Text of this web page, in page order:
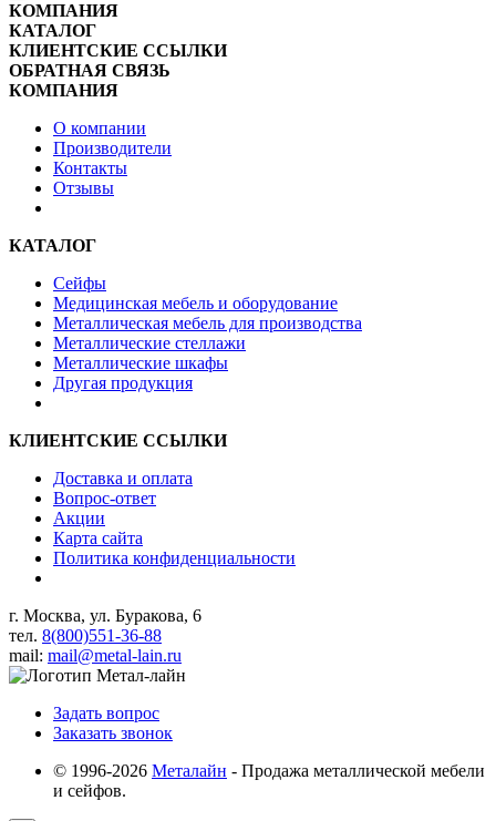
КОМПАНИЯ
КАТАЛОГ
КЛИЕНТСКИЕ ССЫЛКИ
ОБРАТНАЯ СВЯЗЬ
КОМПАНИЯ
О компании
Производители
Контакты
Отзывы
КАТАЛОГ
Сейфы
Медицинская мебель и оборудование
Металлическая мебель для производства
Металлические стеллажи
Металлические шкафы
Другая продукция
КЛИЕНТСКИЕ ССЫЛКИ
Доставка и оплата
Вопрос-ответ
Акции
Карта сайта
Политика конфиденциальности
г. Москва, ул. Буракова, 6
тел. 8(800)551-36-88
mail: mail@metal-lain.ru
Задать вопрос
Заказать звонок
© 1996-2026 Металайн - Продажа металлической мебели
и сейфов.